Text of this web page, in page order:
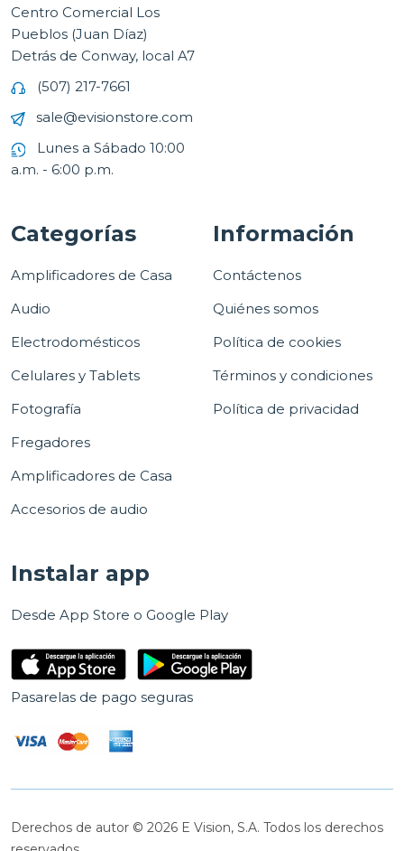
Centro Comercial Los
Pueblos (Juan Díaz)
Detrás de Conway, local A7
(507) 217-7661
sale@evisionstore.com
Lunes a Sábado 10:00
a.m. - 6:00 p.m.
Categorías
Amplificadores de Casa
Audio
Electrodomésticos
Celulares y Tablets
Fotografía
Fregadores
Amplificadores de Casa
Accesorios de audio
Información
Contáctenos
Quiénes somos
Política de cookies
Términos y condiciones
Política de privacidad
Instalar app
Desde App Store o Google Play
Pasarelas de pago seguras
Derechos de autor © 2026 E Vision, S.A. Todos los derechos